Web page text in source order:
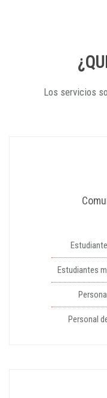
Los servicios
Estudiantes
Personal